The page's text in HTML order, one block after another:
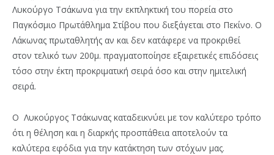
Λυκούργο Τσάκωνα για την εκπληκτική του πορεία στο
Παγκόσμιο Πρωτάθλημα Στίβου που διεξάγεται στο Πεκίνο. Ο
Λάκωνας πρωταθλητής αν και δεν κατάφερε να προκριθεί
στον τελικό των 200μ. πραγματοποίησε εξαιρετικές επιδόσεις
τόσο στην έκτη προκριματική σειρά όσο και στην ημιτελική
σειρά.
Ο Λυκούργος Τσάκωνας καταδεικνύει με τον καλύτερο τρόπο
ότι η θέληση και η διαρκής προσπάθεια αποτελούν τα
καλύτερα εφόδια για την κατάκτηση των στόχων μας.